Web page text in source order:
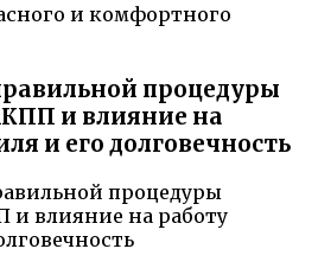
и комфортного
процедуры
и влияние на
и его долговечность